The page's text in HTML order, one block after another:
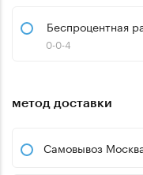
Беспроцентная
0-0-4
метод доставки
Самовывоз